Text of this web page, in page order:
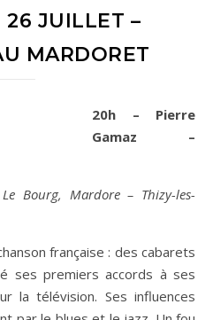
26 JUILLET –
MARDORET
20h – Pierre
Gamaz –
Bourg, Mardore – Thizy-les-
française : des cabarets
ses premiers accords à ses
la télévision. Ses influences